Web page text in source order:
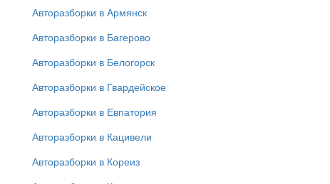
Авторазборки в Армянск
Авторазборки в Багерово
Авторазборки в Белогорск
Авторазборки в Гвардейское
Авторазборки в Евпатория
Авторазборки в Кацивели
Авторазборки в Кореиз